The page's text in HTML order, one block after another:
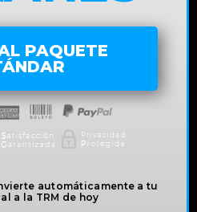
PAQUETE
automáticamente a tu
a la TRM de hoy